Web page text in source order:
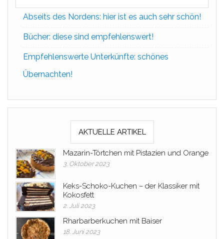
Abseits des Nordens: hier ist es auch sehr schön!
Bücher: diese sind empfehlenswert!
Empfehlenswerte Unterkünfte: schönes
Übernachten!
AKTUELLE ARTIKEL
Mazarin-Törtchen mit Pistazien und Orange
3. Oktober 2023
Keks-Schoko-Kuchen – der Klassiker mit
Kokosfett
2. Juli 2023
Rharbarberkuchen mit Baiser
18. Juni 2023